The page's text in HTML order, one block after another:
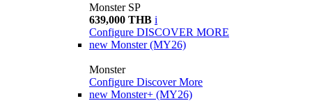
Monster SP
639,000 THB i
Configure DISCOVER MORE
new Monster (MY26)
Monster
Configure Discover More
new Monster+ (MY26)